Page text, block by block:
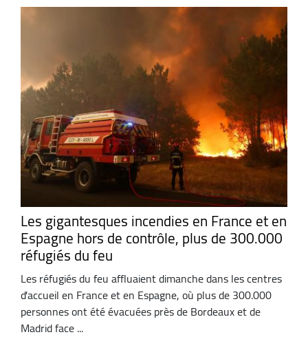
Les gigantesques incendies en France et en
Espagne hors de contrôle, plus de 300.000
réfugiés du feu
Les réfugiés du feu affluaient dimanche dans les centres
d'accueil en France et en Espagne, où plus de 300.000
personnes ont été évacuées près de Bordeaux et de
Madrid face ...